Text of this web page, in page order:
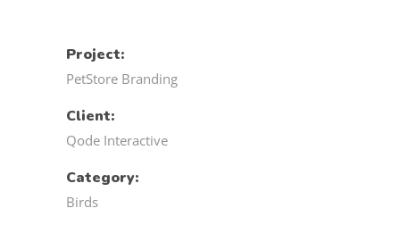
Project:
PetStore Branding
Client:
Qode Interactive
Category:
Birds